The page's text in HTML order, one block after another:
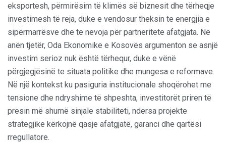
eksportesh, përmirësim të klimës së biznesit dhe tërheqje
investimesh të reja, duke e vendosur theksin te energjia e
sipërmarrësve dhe te nevoja për partneritete afatgjata. Në
anën tjetër, Oda Ekonomike e Kosovës argumenton se asnjë
investim serioz nuk është tërhequr, duke e vënë
përgjegjësinë te situata politike dhe mungesa e reformave.
Në një kontekst ku pasiguria institucionale shoqërohet me
tensione dhe ndryshime të shpeshta, investitorët priren të
presin më shumë sinjale stabiliteti, ndërsa projekte
strategjike kërkojnë qasje afatgjatë, garanci dhe qartësi
rregullatore.